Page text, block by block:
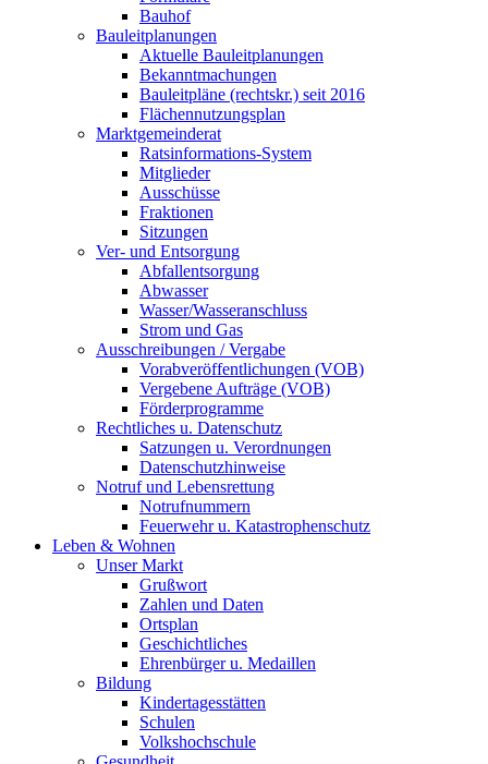
Bauhof
Bauleitplanungen
Aktuelle Bauleitplanungen
Bekanntmachungen
Bauleitpläne (rechtskr.) seit 2016
Flächennutzungsplan
Marktgemeinderat
Ratsinformations-System
Mitglieder
Ausschüsse
Fraktionen
Sitzungen
Ver- und Entsorgung
Abfallentsorgung
Abwasser
Wasser/Wasseranschluss
Strom und Gas
Ausschreibungen / Vergabe
Vorabveröffentlichungen (VOB)
Vergebene Aufträge (VOB)
Förderprogramme
Rechtliches u. Datenschutz
Satzungen u. Verordnungen
Datenschutzhinweise
Notruf und Lebensrettung
Notrufnummern
Feuerwehr u. Katastrophenschutz
Leben & Wohnen
Unser Markt
Grußwort
Zahlen und Daten
Ortsplan
Geschichtliches
Ehrenbürger u. Medaillen
Bildung
Kindertagesstätten
Schulen
Volkshochschule